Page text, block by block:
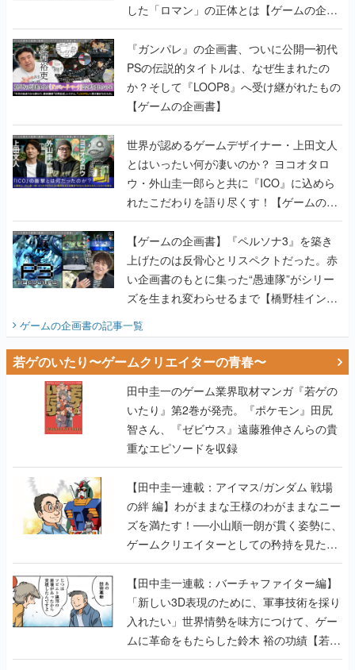
した「ロマン」の正体とは【ゲームの企画
書】
『ガンパレ』の企画書、ついに公開━初代
PSの伝説的タイトルは、なぜ生まれたの
か？そして『LOOP8』へ受け継がれたもの
【ゲームの企画書】
世界が認めるゲームデザイナー・上田文人
とはいったい何が凄いのか？ ヨコオタロ
ウ・外山圭一郎らと共に『ICO』に込めら
れたこだわりを語り尽くす！【ゲームの企
画書】
【ゲームの企画書】『ペルソナ3』を築き
上げたのは反骨心とリスペクトだった。赤
い企画書のもとに集った“愚連隊”がシリー
ズを生まれ変わらせるまで【橋野桂インタ
ビュー】
ゲームの企画書の記事一覧
若ゲのいたり〜ゲームクリエイターの青春〜
田中圭一のゲーム業界取材マンガ『若ゲの
いたり』第2巻が発売。『ポケモン』田尻
智さん、『ゼビウス』遠藤雅伸さんらの貴
重なエピソードを収録
【田中圭一連載：アイマス/ガンダム 戦場
の絆 編】わがままな王様のわがままなニー
ズを満たす！──小山順一朗が貫く姿勢に、
ゲームクリエイターとしての矜持を見た
【若ゲのいたり最終回】
【田中圭一連載：バーチャファイター編】
「新しい3D表現のために、軍事技術を採り
入れたい」世界情勢を味方につけて、ゲー
ムに革命をもたらした鈴木 裕の功績【若ゲ
のいたり】